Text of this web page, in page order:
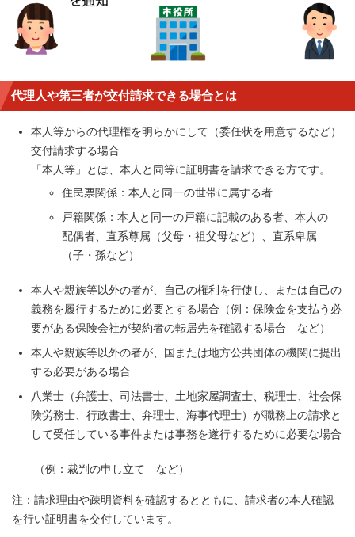
代理人や第三者が交付請求できる場合とは
本人等からの代理権を明らかにして（委任状を用意するなど）
交付請求する場合
「本人等」とは、本人と同等に証明書を請求できる方です。
住民票関係：本人と同一の世帯に属する者
戸籍関係：本人と同一の戸籍に記載のある者、本人の
配偶者、直系尊属（父母・祖父母など）、直系卑属
（子・孫など）
本人や親族等以外の者が、自己の権利を行使し、または自己の
義務を履行するために必要とする場合（例：保険金を支払う必
要がある保険会社が契約者の転居先を確認する場合 など）
本人や親族等以外の者が、国または地方公共団体の機関に提出
する必要がある場合
八業士（弁護士、司法書士、土地家屋調査士、税理士、社会保
険労務士、行政書士、弁理士、海事代理士）が職務上の請求と
して受任している事件または事務を遂行するために必要な場合
（例：裁判の申し立て など）
注：請求理由や疎明資料を確認するとともに、請求者の本人確認
を行い証明書を交付しています。